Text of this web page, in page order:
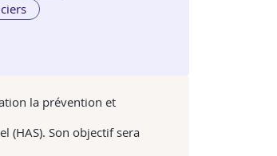
la prévention et
(HAS). Son objectif sera